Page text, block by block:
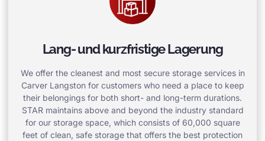
Lang- und kurzfristige Lagerung
We offer the cleanest and most secure storage services in
Carver Langston for customers who need a place to keep
their belongings for both short- and long-term durations.
STAR maintains above and beyond the industry standard
for our storage space, which consists of 60,000 square
feet of clean, safe storage that offers the best protection